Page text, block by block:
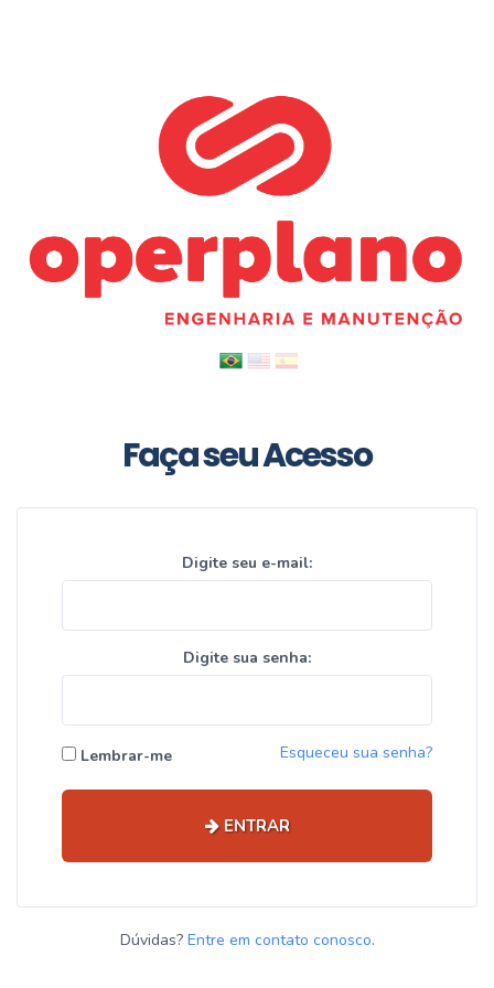
Faça seu Acesso
Digite seu e-mail:
Digite sua senha:
Lembrar-me Esqueceu sua senha?
ENTRAR
Dúvidas? Entre em contato conosco.